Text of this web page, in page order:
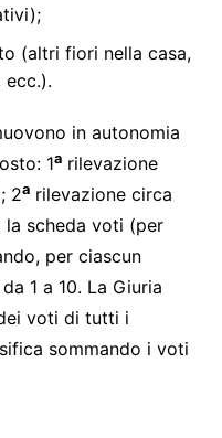
(altri fiori nella casa,
ecc.).
in autonomia
1arilevazione
2arilevazione circa
scheda voti (per
per ciascun
1 a 10. La Giuria
voti di tutti i
sommando i voti